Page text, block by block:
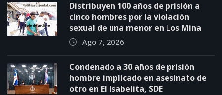
Distribuyen 100 años de prisión a
cinco hombres por la violación
sexual de una menor en Los Mina
Ago 7, 2026
Condenado a 30 años de prisión
hombre implicado en asesinato de
otro en El Isabelita, SDE